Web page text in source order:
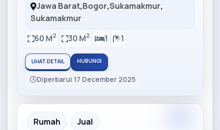
Jawa Barat,Bogor,Sukamakmur,
Sukamakmur
60 M2 30 M2 1 1
LIHAT DETAIL HUBUNGI
Diperbarui 17 December 2025
Partner Ad
Rumah Jual